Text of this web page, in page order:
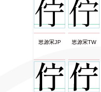
思源宋JP 思源宋TW